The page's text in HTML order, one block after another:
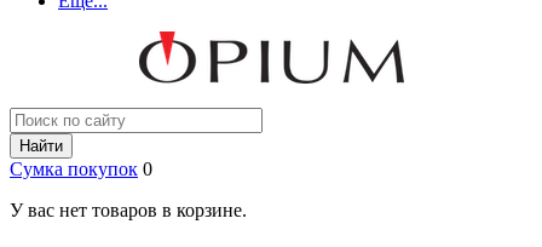
Найти
Сумка покупок 0
У вас нет товаров в корзине.